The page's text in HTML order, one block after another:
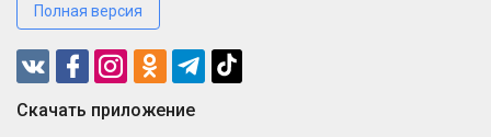
Полная версия
Cкачать приложение